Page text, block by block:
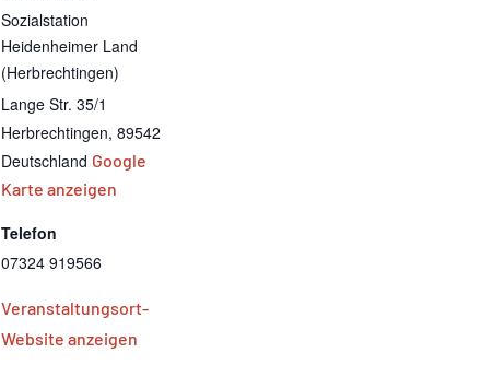
Sozialstation
Heidenheimer Land
(Herbrechtingen)
Lange Str. 35/1
Herbrechtingen, 89542
Deutschland Google
Karte anzeigen
Telefon
07324 919566
Veranstaltungsort-
Website anzeigen